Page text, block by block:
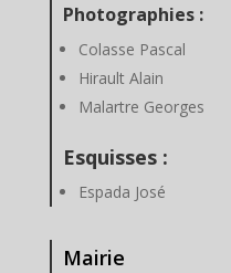
Photographies :
Colasse Pascal
Hirault Alain
Malartre Georges
Esquisses :
Espada José
Mairie